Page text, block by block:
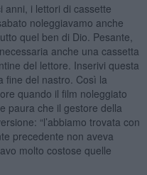
anni, i lettori di cassette
noleggiavamo anche
quel ben di Dio. Pesante,
anche una cassetta
del lettore. Inserivi questa
fine del nastro. Così la
quando il film noleggiato
paura che il gestore della
“l’abbiamo trovata con
precedente non aveva
molto costose quelle